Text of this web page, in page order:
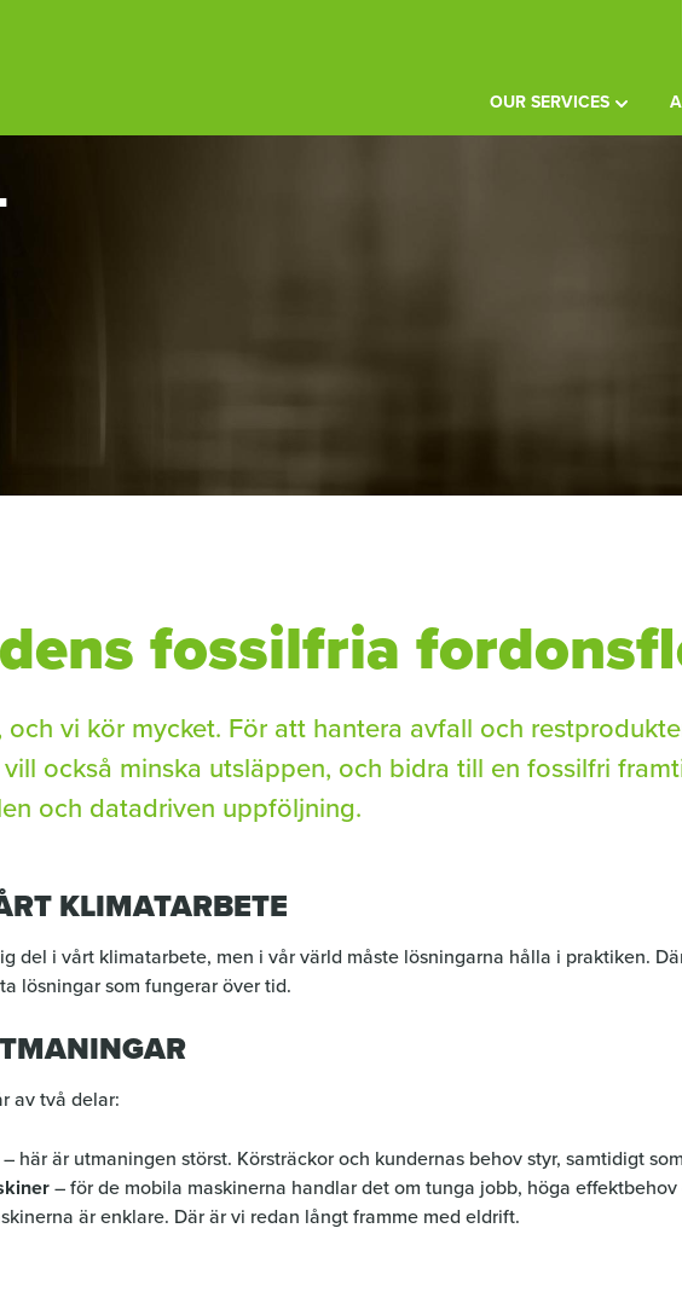
OUR SERVICES
fossilfria
vi kör mycket. För att hantera avfall och
också minska utsläppen, och bidra till en fossilfri
och datadriven uppföljning.
KLIMATARBETE
del i vårt klimatarbete, men i vår värld måste lösningarna hålla i praktiken.
lösningar som fungerar över tid.
av två delar:
– här är utmaningen störst. Körsträckor och kundernas behov styr, samtidigt
– för de mobila maskinerna handlar det om tunga jobb, höga
är enklare. Där är vi redan långt framme med eldrift.